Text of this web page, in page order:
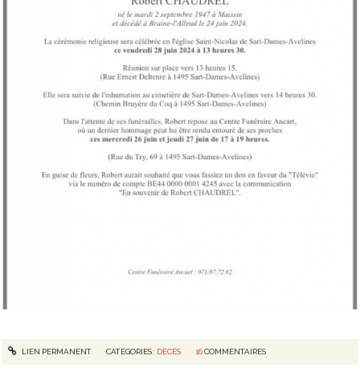
LIEN PERMANENT CATÉGORIES : DÉCÈS 16COMMENTAIRES